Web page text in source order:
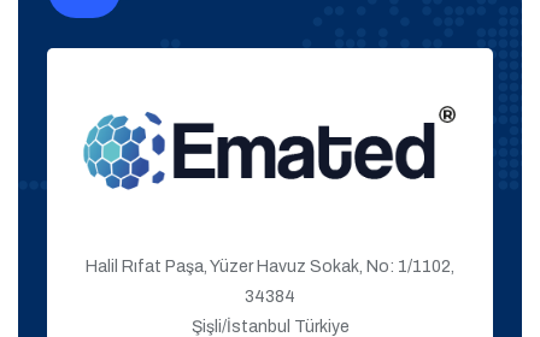
Halil Rıfat Paşa, Yüzer Havuz Sokak, No: 1/1102,
34384
Şişli/İstanbul Türkiye